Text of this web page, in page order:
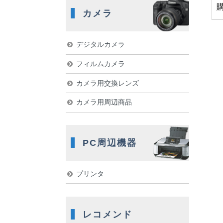
カメラ
デジタルカメラ
フィルムカメラ
カメラ用交換レンズ
カメラ用周辺商品
PC周辺機器
プリンタ
レコメンド